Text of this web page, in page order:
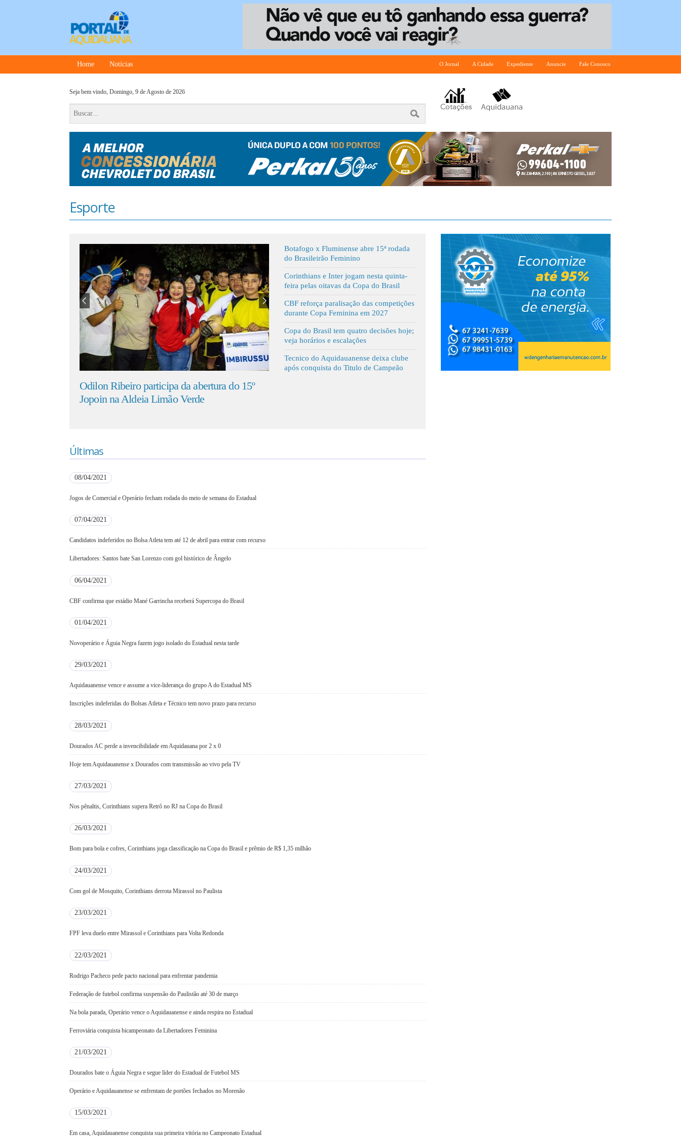
Home Notícias O Jornal A Cidade Expediente Anuncie Fale Conosco
Seja bem vindo, Domingo, 9 de Agosto de 2026
Esporte
Ribeiro participa da abertura do 15º
na Aldeia Limão Verde
Federação convoca clubes para definir
formato e regras da Copa MS 2026
1 de5
Botafogo x Fluminense abre 15ª rodada
do Brasileirão Feminino
Corinthians e Inter jogam nesta quinta-
feira pelas oitavas da Copa do Brasil
CBF reforça paralisação das competições
durante Copa Feminina em 2027
Copa do Brasil tem quatro decisões hoje;
veja horários e escalações
Tecnico do Aquidauanense deixa clube
após conquista do Titulo de Campeão
Últimas
08/04/2021
Jogos de Comercial e Operário fecham rodada do meio de semana do Estadual
07/04/2021
Candidatos indeferidos no Bolsa Atleta tem até 12 de abril para entrar com recurso
Libertadores: Santos bate San Lorenzo com gol histórico de Ângelo
06/04/2021
CBF confirma que estádio Mané Garrincha receberá Supercopa do Brasil
01/04/2021
Novoperário e Águia Negra fazem jogo isolado do Estadual nesta tarde
29/03/2021
Aquidauanense vence e assume a vice-liderança do grupo A do Estadual MS
Inscrições indeferidas do Bolsas Atleta e Técnico tem novo prazo para recurso
28/03/2021
Dourados AC perde a invencibilidade em Aquidauana por 2 x 0
Hoje tem Aquidauanense x Dourados com transmissão ao vivo pela TV
27/03/2021
Nos pênaltis, Corinthians supera Retrô no RJ na Copa do Brasil
26/03/2021
Bom para bola e cofres, Corinthians joga classificação na Copa do Brasil e prêmio de R$ 1,35 milhão
24/03/2021
Com gol de Mosquito, Corinthians derrota Mirassol no Paulista
23/03/2021
FPF leva duelo entre Mirassol e Corinthians para Volta Redonda
22/03/2021
Rodrigo Pacheco pede pacto nacional para enfrentar pandemia
Federação de futebol confirma suspensão do Paulistão até 30 de março
Na bola parada, Operário vence o Aquidauanense e ainda respira no Estadual
Ferroviária conquista bicampeonato da Libertadores Feminina
21/03/2021
Dourados bate o Águia Negra e segue líder do Estadual de Futebol MS
Operário e Aquidauanense se enfrentam de portões fechados no Morenão
15/03/2021
Em casa, Aquidauanense conquista sua primeira vitória no Campeonato Estadual